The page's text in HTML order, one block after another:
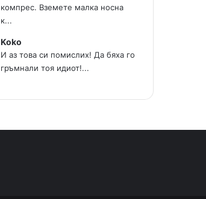
компрес. Вземете малка носна
к...
Koko
И аз това си помислих! Да бяха го
гръмнали тоя идиот!...